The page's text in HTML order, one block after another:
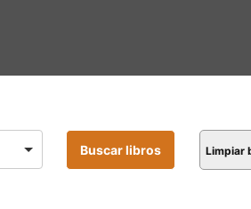
Limpiar